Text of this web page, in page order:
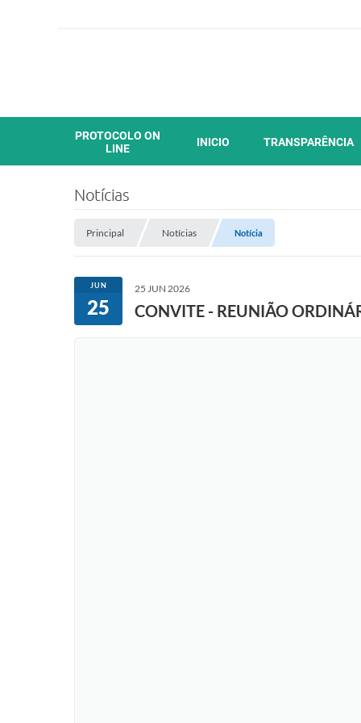
PROTOCOLO ON
LINE
INICIO TRANSPARÊNCIA
Notícias
Principal Notícias Notícia
JUN
25
25 JUN 2026
CONVITE - REUNIÃO